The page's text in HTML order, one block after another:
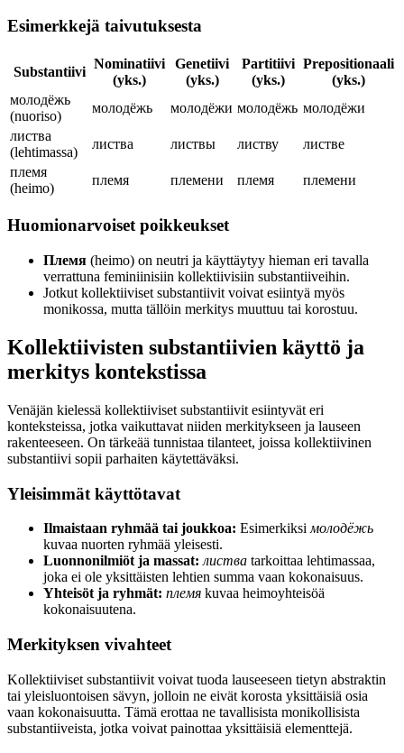
Esimerkkejä taivutuksesta
Substantiivi
Nominatiivi
(yks.)
Genetiivi
(yks.)
Partitiivi
(yks.)
Prepositionaali
(yks.)
молодёжь
(nuoriso)
молодёжь молодёжи молодёжь молодёжи
листва
(lehtimassa)
листва листвы листву
листве
племя
(heimo)
племя племени племя племени
Huomionarvoiset poikkeukset
Племя (heimo) on neutri ja käyttäytyy hieman eri tavalla
verrattuna feminiinisiin kollektiivisiin substantiiveihin.
Jotkut kollektiiviset substantiivit voivat esiintyä myös
monikossa, mutta tällöin merkitys muuttuu tai korostuu.
Kollektiivisten substantiivien käyttö ja
merkitys kontekstissa
Venäjän kielessä kollektiiviset substantiivit esiintyvät eri
konteksteissa, jotka vaikuttavat niiden merkitykseen ja lauseen
rakenteeseen. On tärkeää tunnistaa tilanteet, joissa kollektiivinen
substantiivi sopii parhaiten käytettäväksi.
Yleisimmät käyttötavat
Ilmaistaan ryhmää tai joukkoa: Esimerkiksi молодёжь
kuvaa nuorten ryhmää yleisesti.
Luonnonilmiöt ja massat: листва tarkoittaa lehtimassaa,
joka ei ole yksittäisten lehtien summa vaan kokonaisuus.
Yhteisöt ja ryhmät: племя kuvaa heimoyhteisöä
kokonaisuutena.
Merkityksen vivahteet
Kollektiiviset substantiivit voivat tuoda lauseeseen tietyn abstraktin
tai yleisluontoisen sävyn, jolloin ne eivät korosta yksittäisiä osia
vaan kokonaisuutta. Tämä erottaa ne tavallisista monikollisista
substantiiveista, jotka voivat painottaa yksittäisiä elementtejä.